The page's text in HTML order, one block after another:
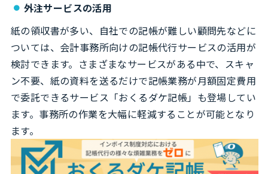
外注サービスの活用
紙の領収書が多い、自社での記帳が難しい顧問先などに
ついては、会計事務所向けの記帳代行サービスの活用が
検討できます。さまざまなサービスがある中で、スキャ
ン不要、紙の資料を送るだけで記帳業務が月額固定費用
で委託できるサービス「おくるダケ記帳」も登場してい
ます。事務所の作業を大幅に軽減することが可能となり
ます。